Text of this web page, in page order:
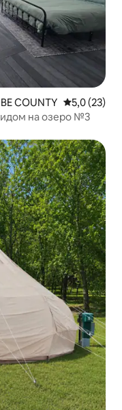
COUNTY Середня
5,0 (23)
на озеро №3